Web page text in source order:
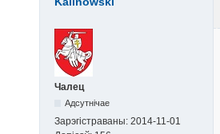
Чалец
Адсутнічае
Зарэгістраваны: 2014-11-01